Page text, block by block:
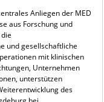
Anliegen der MED
aus Forschung und
und gesellschaftliche
mit klinischen
Unternehmen
unterstützen
des